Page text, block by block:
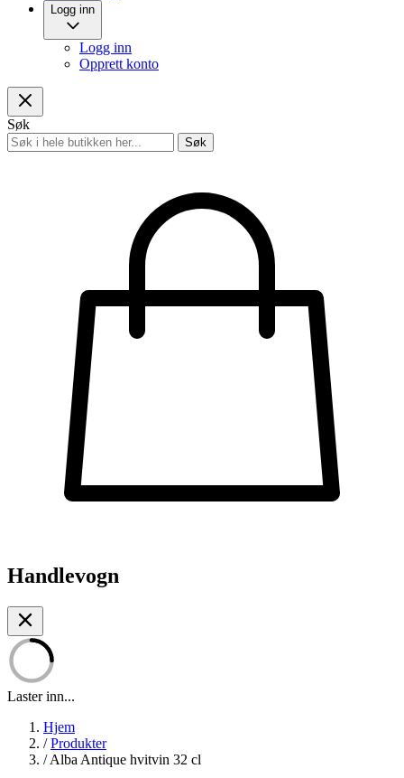
Logg inn
Logg inn
Opprett konto
Søk
Søk
Handlevogn
Laster inn...
Hjem
/ Produkter
/ Alba Antique hvitvin 32 cl